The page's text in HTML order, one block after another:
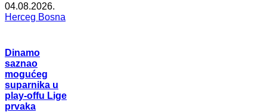
04.08.2026.
Herceg Bosna
Dinamo
saznao
mogućeg
suparnika u
play-offu Lige
prvaka